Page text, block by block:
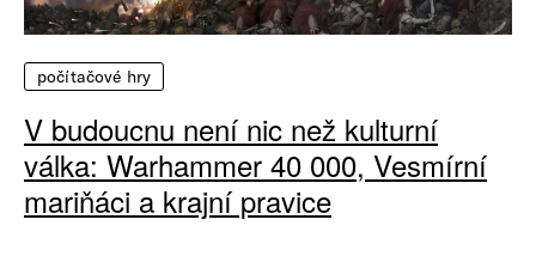
počítačové hry
V budoucnu není nic než kulturní
válka: Warhammer 40 000, Vesmírní
mariňáci a krajní pravice